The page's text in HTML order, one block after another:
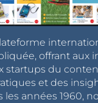
offrant aux
startups du
et des
les années 1960,